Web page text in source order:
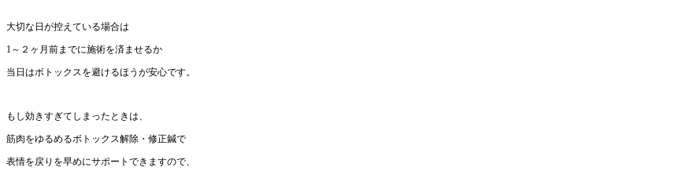
大切な日が控えている場合は
1～２ヶ月前までに施術を済ませるか
当日はボトックスを避けるほうが安心です。
もし効きすぎてしまったときは、
筋肉をゆるめるボトックス解除・修正鍼で
表情を戻りを早めにサポートできますので、